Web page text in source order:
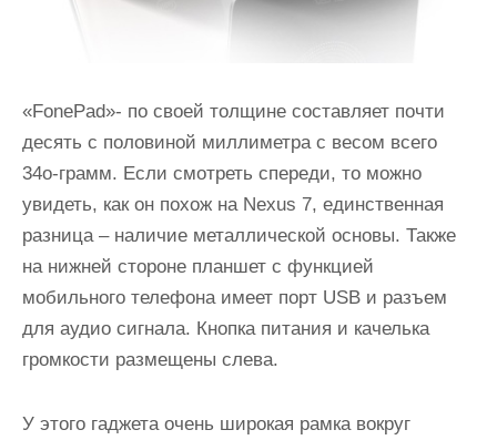
«FоnеPаd»- по своей толщине составляет почти
десять с половиной миллиметра с весом всего
34о-грамм. Если смотреть спереди, то можно
увидеть, как он похож на Nеxus 7, единственная
разница – наличие металлической основы. Также
на нижней стороне планшет с функцией
мобильного телефона имеет порт USB и разъем
для аудио сигнала. Кнопка питания и качелька
громкости размещены слева.
У этого гаджета очень широкая рамка вокруг